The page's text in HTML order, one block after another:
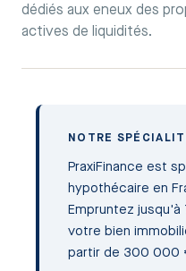
dédiés aux eneux des
actives de liquidités.
NOTRE
PraxiFinance est
hypothécaire en
Empruntez
votre bien
partir de 300 000